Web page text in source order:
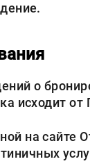
о
исходит от
на сайте